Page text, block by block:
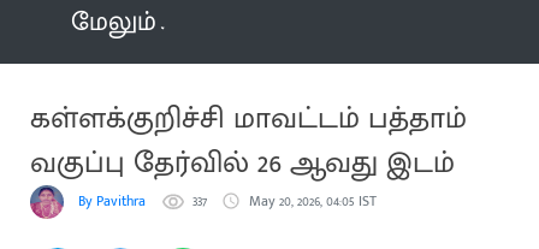
மேலும்
கள்ளக்குறிச்சி மாவட்டம் பத்தாம்
வகுப்பு தேர்வில் 26 ஆவது இடம்
By Pavithra 337 May 20, 2026, 04:05 IST